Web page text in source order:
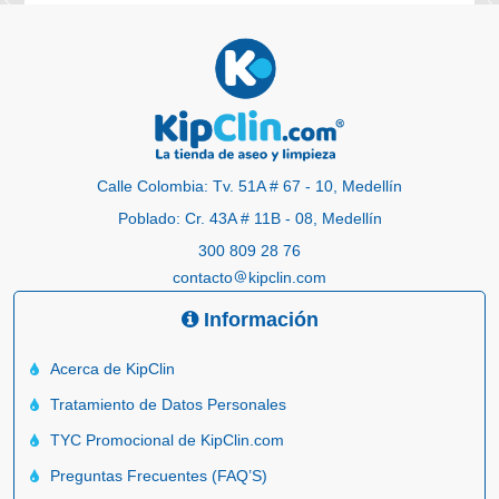
Calle Colombia: Tv. 51A # 67 - 10, Medellín
Poblado: Cr. 43A # 11B - 08, Medellín
300 809 28 76
contacto
kipclin.com
Información
Acerca de KipClin
Tratamiento de Datos Personales
TYC Promocional de KipClin.com
Preguntas Frecuentes (FAQ’S)